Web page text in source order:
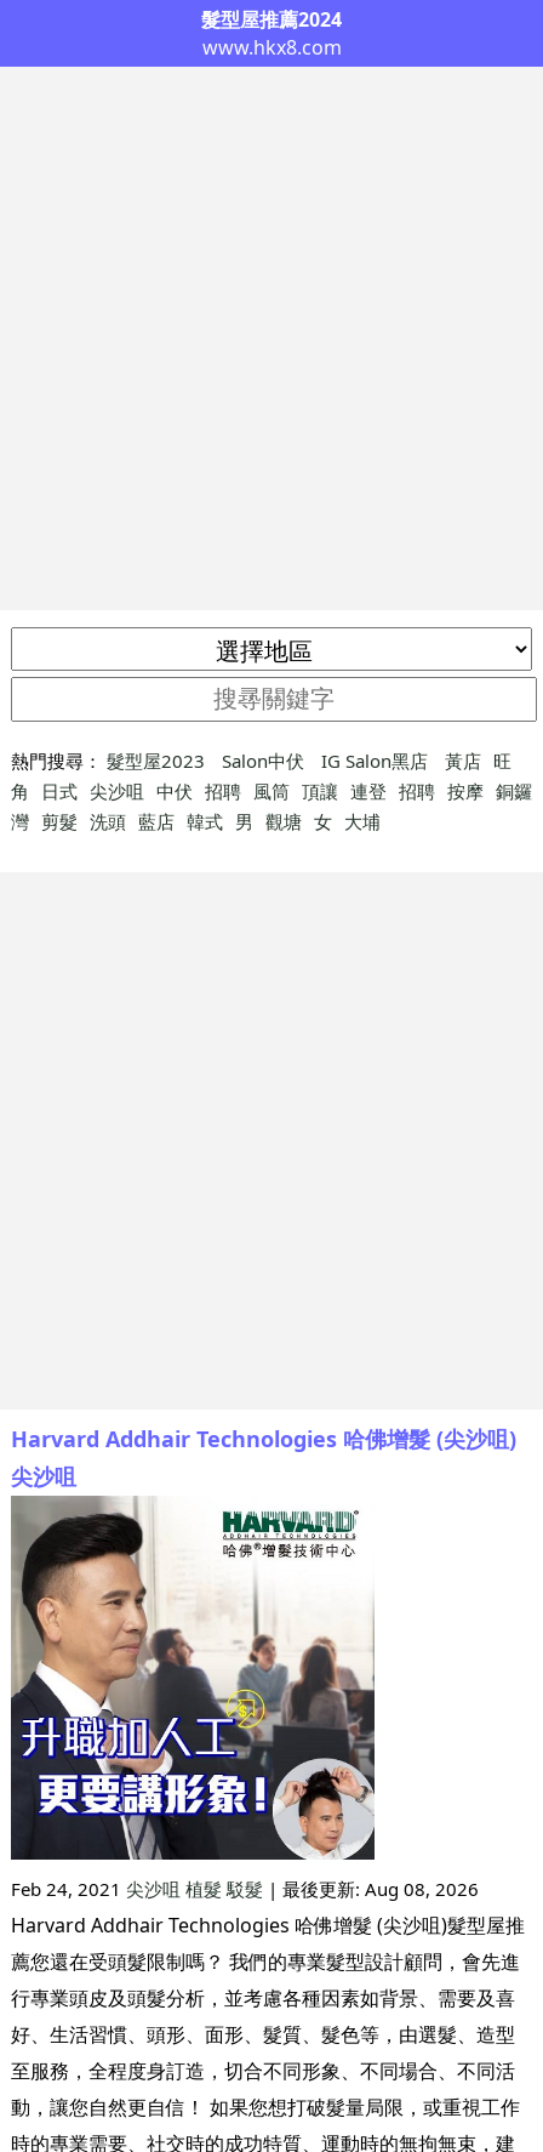
髮型屋推薦2024
www.hkx8.com
熱門搜尋： 髮型屋2023 Salon中伏 IG Salon黑店 黃店 旺
角
日式 尖沙咀 中伏 招聘 風筒 頂讓 連登 招聘 按摩 銅鑼
灣 剪髮 洗頭 藍店 韓式 男 觀塘 女 大埔
Harvard Addhair Technologies 哈佛增髮 (尖沙咀)
尖沙咀
Feb 24, 2021 尖沙咀 植髮 駁髮 | 最後更新: Aug 08, 2026
Harvard Addhair Technologies 哈佛增髮 (尖沙咀)髮型屋推
薦您還在受頭髮限制嗎？ 我們的專業髮型設計顧問，會先進
行專業頭皮及頭髮分析，並考慮各種因素如背景、需要及喜
好、生活習慣、頭形、面形、髮質、髮色等，由選髮、造型
至服務，全程度身訂造，切合不同形象、不同場合、不同活
動，讓您自然更自信！ 如果您想打破髮量局限，或重視工作
時的專業需要、社交時的成功特質、運動時的無拘無束，建